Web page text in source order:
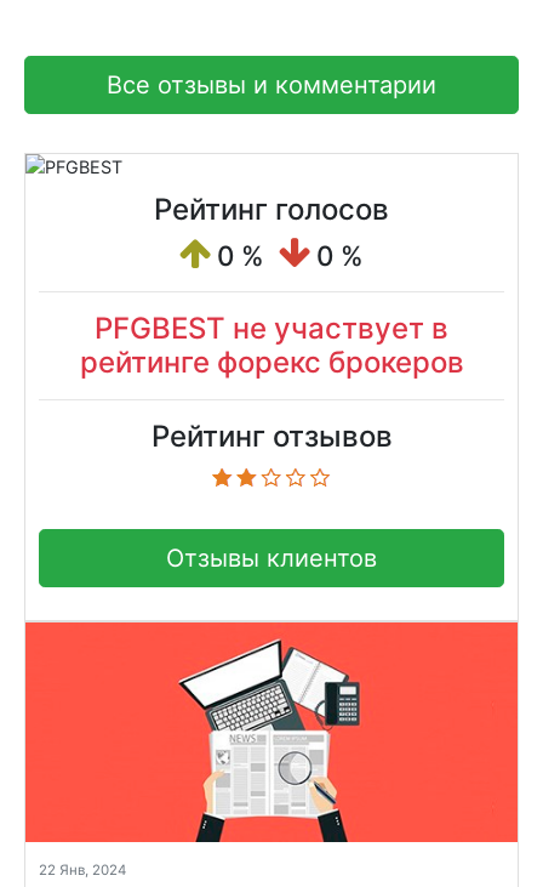
Все отзывы и комментарии
Рейтинг голосов
0 % 0 %
PFGBEST не участвует в
рейтинге форекс брокеров
Рейтинг отзывов
Отзывы клиентов
22 Янв, 2024